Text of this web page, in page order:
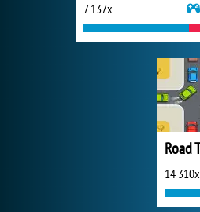
7 137x
Road
14 310x